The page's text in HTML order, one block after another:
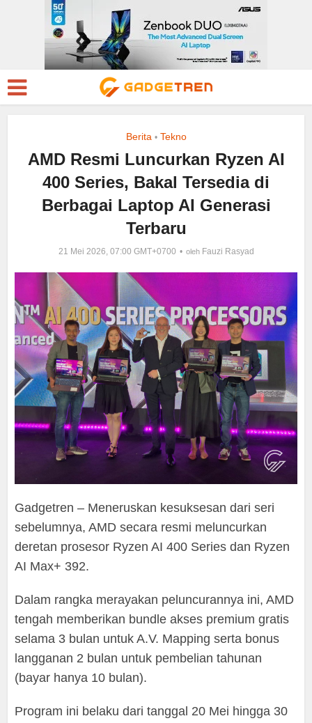
Berita • Tekno
AMD Resmi Luncurkan Ryzen AI
400 Series, Bakal Tersedia di
Berbagai Laptop AI Generasi
Terbaru
21 Mei 2026, 07:00 GMT+0700 oleh Fauzi Rasyad
Gadgetren – Meneruskan kesuksesan dari seri
sebelumnya, AMD secara resmi meluncurkan
deretan prosesor Ryzen AI 400 Series dan Ryzen
AI Max+ 392.
Dalam rangka merayakan peluncurannya ini, AMD
tengah memberikan bundle akses premium gratis
selama 3 bulan untuk A.V. Mapping serta bonus
langganan 2 bulan untuk pembelian tahunan
(bayar hanya 10 bulan).
Program ini belaku dari tanggal 20 Mei hingga 30